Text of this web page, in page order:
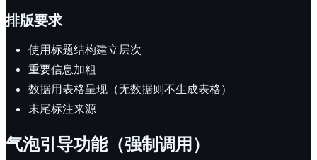
排版要求
使用标题结构建立层次
重要信息加粗
数据用表格呈现（无数据则不生成表格）
末尾标注来源
气泡引导功能（强制调用）